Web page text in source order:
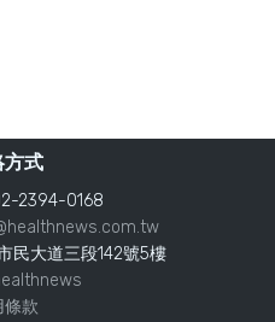
方式
2394-0168
民大道三段142號5樓
條款